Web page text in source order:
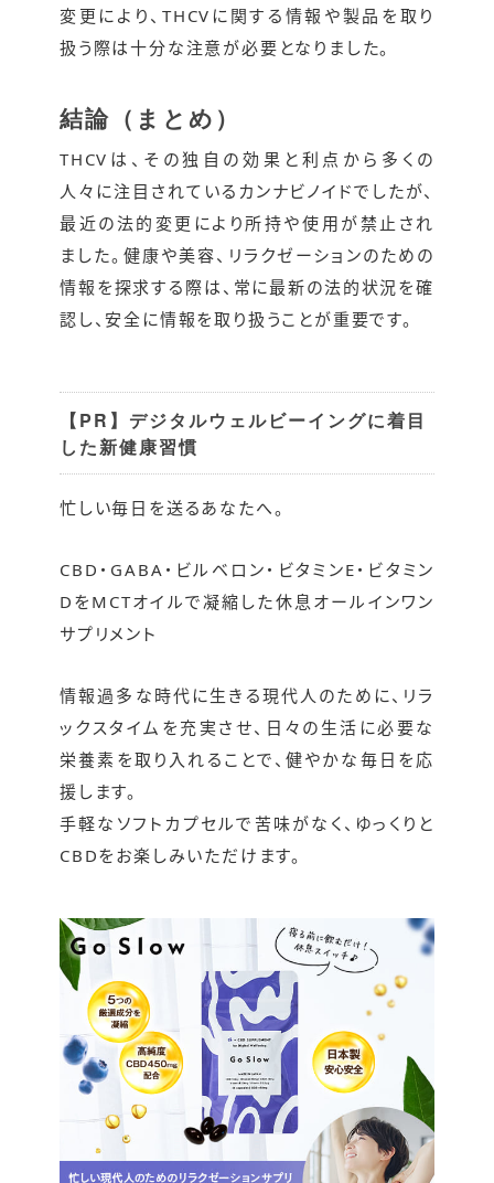
変更により、THCVに関する情報や製品を取り
扱う際は十分な注意が必要となりました。
結論（まとめ）
THCVは、その独自の効果と利点から多くの
人々に注目されているカンナビノイドでしたが、
最近の法的変更により所持や使用が禁止され
ました。健康や美容、リラクゼーションのための
情報を探求する際は、常に最新の法的状況を確
認し、安全に情報を取り扱うことが重要です。
【PR】デジタルウェルビーイングに着目
した新健康習慣
忙しい毎日を送るあなたへ。
CBD・GABA・ビルベロン・ビタミンE・ビタミン
DをMCTオイルで凝縮した休息オールインワン
サプリメント
情報過多な時代に生きる現代人のために、リラ
ックスタイムを充実させ、日々の生活に必要な
栄養素を取り入れることで、健やかな毎日を応
援します。
手軽なソフトカプセルで苦味がなく、ゆっくりと
CBDをお楽しみいただけます。